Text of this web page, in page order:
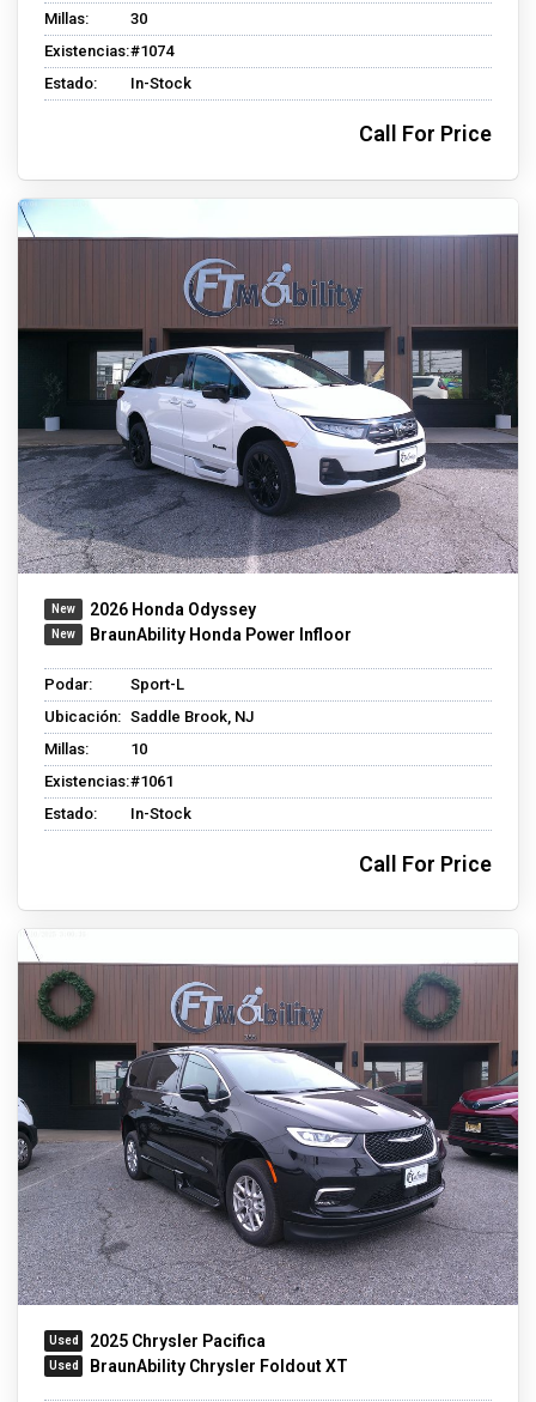
Millas:
30
Existencias:#1074
Estado:
In-Stock
Call For Price
2026 Honda Odyssey
BraunAbility Honda Power Infloor
Podar:
Sport-L
Ubicación: Saddle Brook, NJ
Millas:
10
Existencias:#1061
Estado:
In-Stock
Call For Price
2025 Chrysler Pacifica
BraunAbility Chrysler Foldout XT